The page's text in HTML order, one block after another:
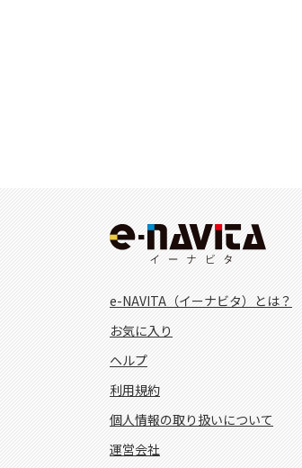
e-NAVITA（イーナビタ）とは？
お気に入り
ヘルプ
利用規約
個人情報の取り扱いについて
運営会社